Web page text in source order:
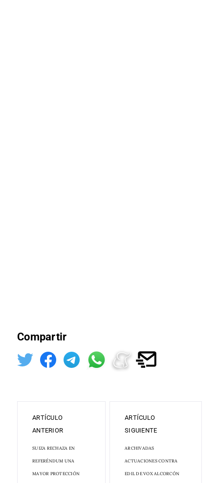
Compartir
ARTÍCULO
ANTERIOR
SUIZA RECHAZA EN
REFERÉNDUM UNA
MAYOR PROTECCIÓN
ARTÍCULO
SIGUIENTE
ARCHIVADAS
ACTUACIONES CONTRA
EDIL DE VOX ALCORCÓN